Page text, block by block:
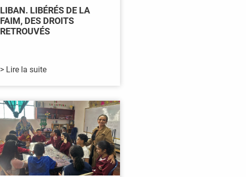
LIBAN. LIBÉRÉS DE LA
FAIM, DES DROITS
RETROUVÉS
> Lire la suite